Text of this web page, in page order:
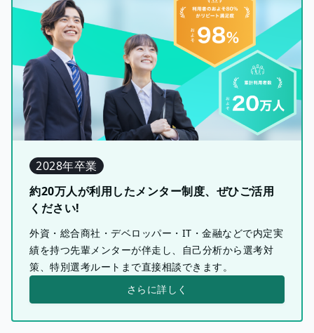
2028年卒業
約20万人が利用したメンター制度、ぜひご活用
ください!
外資・総合商社・デベロッパー・IT・金融などで内定実
績を持つ先輩メンターが伴走し、自己分析から選考対
策、特別選考ルートまで直接相談できます。
さらに詳しく